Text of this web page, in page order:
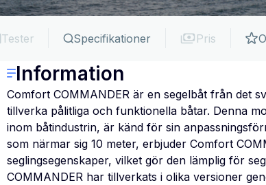
Tester Specifikationer Pris
Information
Comfort COMMANDER är en segelbåt från det
tillverka pålitliga och funktionella båtar. Denna
inom båtindustrin, är känd för sin
som närmar sig 10 meter, erbjuder Comfort
seglingsegenskaper, vilket gör den lämplig för
COMMANDER har tillverkats i olika versioner